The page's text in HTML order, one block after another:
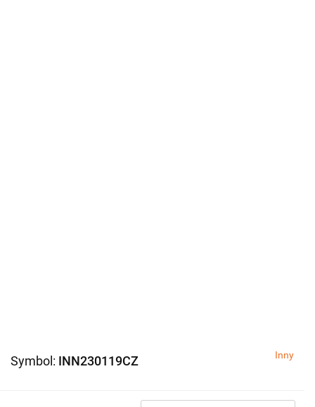
Symbol: INN230119CZ Inny